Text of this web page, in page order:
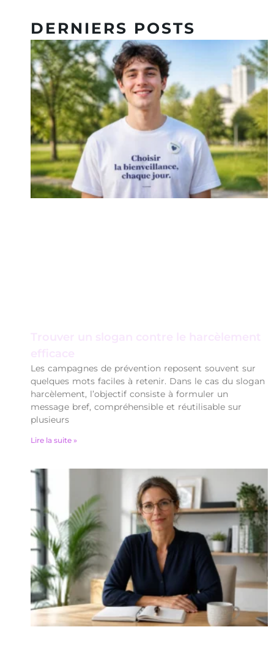
DERNIERS POSTS
Trouver un slogan contre le harcèlement
efficace
Les campagnes de prévention reposent souvent sur
quelques mots faciles à retenir. Dans le cas du slogan
harcèlement, l’objectif consiste à formuler un
message bref, compréhensible et réutilisable sur
plusieurs
Lire la suite »